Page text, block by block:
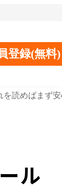
登録(無料)
を読めばまず
ル